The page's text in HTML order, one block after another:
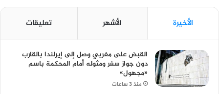
الأخيرة الأشهر تعليقات
القبض على مغربي وصل إلى إيرلندا بالقارب
دون جواز سفر ومثوله أمام المحكمة باسم
«مجهول»
منذ 3 ساعات